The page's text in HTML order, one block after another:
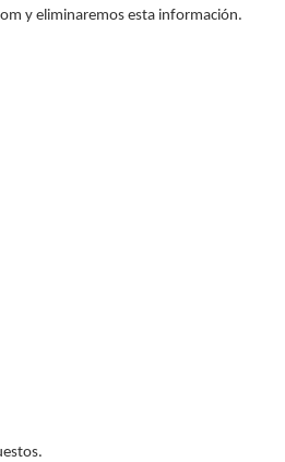
y eliminaremos esta información.